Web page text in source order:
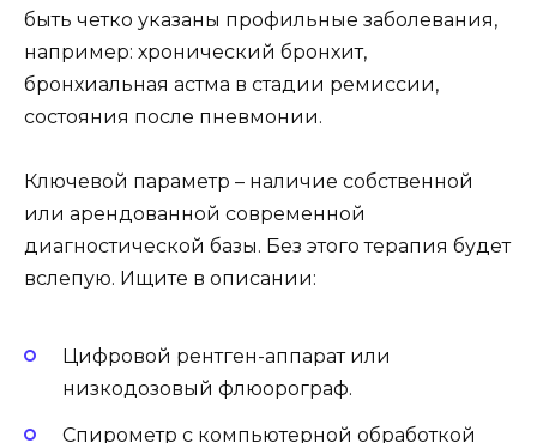
быть четко указаны профильные заболевания,
например: хронический бронхит,
бронхиальная астма в стадии ремиссии,
состояния после пневмонии.
Ключевой параметр – наличие собственной
или арендованной современной
диагностической базы. Без этого терапия будет
вслепую. Ищите в описании:
Цифровой рентген-аппарат или
низкодозовый флюорограф.
Спирометр с компьютерной обработкой